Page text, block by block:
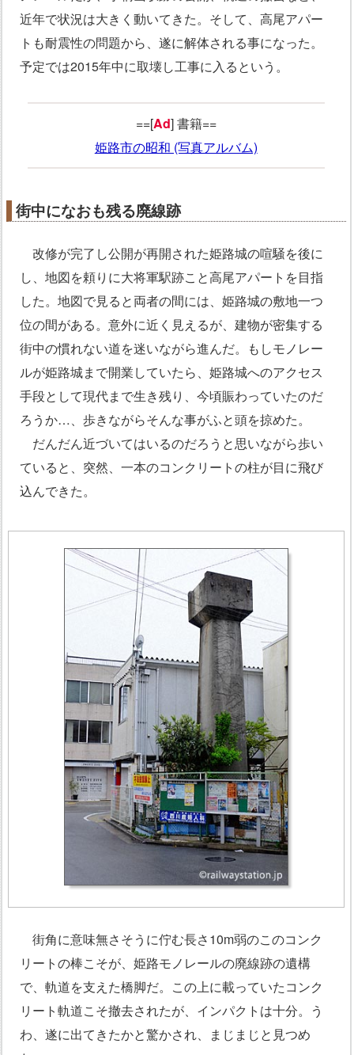
近年で状況は大きく動いてきた。そして、高尾アパー
トも耐震性の問題から、遂に解体される事になった。
予定では2015年中に取壊し工事に入るという。
==[Ad] 書籍==
姫路市の昭和 (写真アルバム)
街中になおも残る廃線跡
改修が完了し公開が再開された姫路城の喧騒を後に
し、地図を頼りに大将軍駅跡こと高尾アパートを目指
した。地図で見ると両者の間には、姫路城の敷地一つ
位の間がある。意外に近く見えるが、建物が密集する
街中の慣れない道を迷いながら進んだ。もしモノレー
ルが姫路城まで開業していたら、姫路城へのアクセス
手段として現代まで生き残り、今頃賑わっていたのだ
ろうか…、歩きながらそんな事がふと頭を掠めた。
だんだん近づいてはいるのだろうと思いながら歩い
ていると、突然、一本のコンクリートの柱が目に飛び
込んできた。
街角に意味無さそうに佇む長さ10m弱のこのコンク
リートの棒こそが、姫路モノレールの廃線跡の遺構
で、軌道を支えた橋脚だ。この上に載っていたコンク
リート軌道こそ撤去されたが、インパクトは十分。う
わ、遂に出てきたかと驚かされ、まじまじと見つめ